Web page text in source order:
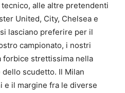
alle altre pretendenti
United, City, Chelsea e
lasciano preferire per il
campionato, i nostri
forbice strettissima nella
scudetto. Il Milan
e il margine fra le diverse